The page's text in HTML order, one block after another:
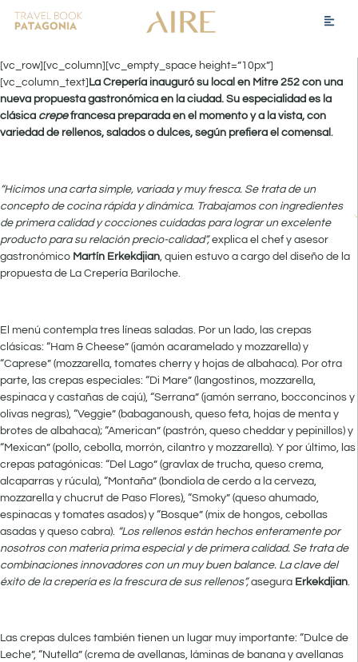
[vc_row][vc_column][vc_empty_space height=”10px”]
[vc_column_text] La Crepería inauguró su local en Mitre 252 con una
nueva propuesta gastronómica en la ciudad. Su especialidad es la
clásica crepefrancesa preparada en el momento y a la vista, con
variedad de rellenos, salados o dulces, según prefiera el comensal .
“Hicimos una carta simple, variada y muy fresca. Se trata de un
concepto de cocina rápida y dinámica. Trabajamos con ingredientes
de primera calidad y cocciones cuidadas para lograr un excelente
producto para su relación precio-calidad”,explica el chef y asesor
gastronómico Martín Erkekdjian , quien estuvo a cargo del diseño de la
propuesta de La Crepería Bariloche.
El menú contempla tres líneas saladas. Por un lado, las crepas
clásicas: “Ham & Cheese” (jamón acaramelado y mozzarella) y
“Caprese” (mozzarella, tomates cherry y hojas de albahaca). Por otra
parte, las crepas especiales: “Di Mare” (langostinos, mozzarella,
espinaca y castañas de cajú), “Serrana” (jamón serrano, bocconcinos y
olivas negras), “Veggie” (babaganoush, queso feta, hojas de menta y
brotes de albahaca); “American” (pastrón, queso cheddar y pepinillos) y
“Mexican” (pollo, cebolla, morrón, cilantro y mozzarella). Y por último, las
crepas patagónicas: “Del Lago” (gravlax de trucha, queso crema,
alcaparras y rúcula), “Montaña” (bondiola de cerdo a la cerveza,
mozzarella y chucrut de Paso Flores), “Smoky” (queso ahumado,
espinacas y tomates asados) y “Bosque” (mix de hongos, cebollas
asadas y queso cabra). “Los rellenos están hechos enteramente por
nosotros con materia prima especial y de primera calidad. Se trata de
combinaciones innovadores con un muy buen balance. La clave del
éxito de la crepería es la frescura de sus rellenos”,asegura Erkekdjian
Las crepas dulces también tienen un lugar muy importante: “Dulce de
Leche”, “Nutella” (crema de avellanas, láminas de banana y avellanas